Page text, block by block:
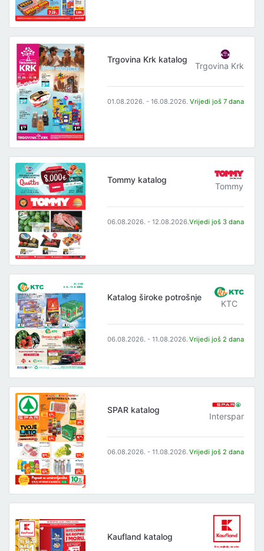
Trgovina Krk katalog
Trgovina Krk
01.08.2026. - 16.08.2026. Vrijedi još 7 dana
Tommy katalog
Tommy
06.08.2026. - 12.08.2026.Vrijedi još 3 dana
Katalog široke potrošnje
KTC
06.08.2026. - 11.08.2026. Vrijedi još 2 dana
SPAR katalog
Interspar
06.08.2026. - 11.08.2026. Vrijedi još 2 dana
Kaufland katalog